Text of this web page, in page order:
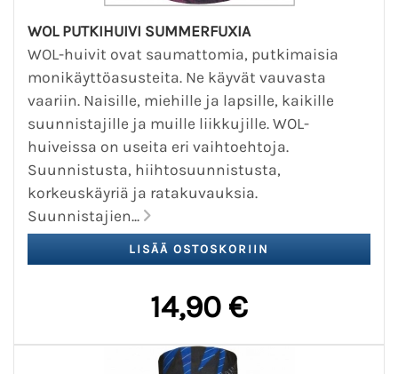
WOL PUTKIHUIVI SUMMERFUXIA
WOL-huivit ovat saumattomia, putkimaisia
monikäyttöasusteita. Ne käyvät vauvasta
vaariin. Naisille, miehille ja lapsille, kaikille
suunnistajille ja muille liikkujille. WOL-
huiveissa on useita eri vaihtoehtoja.
Suunnistusta, hiihtosuunnistusta,
korkeuskäyriä ja ratakuvauksia.
Suunnistajien...
14,90 €